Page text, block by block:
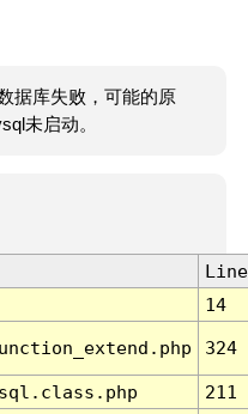
据库失败，可能的原
未启动。
Line
14
324
211